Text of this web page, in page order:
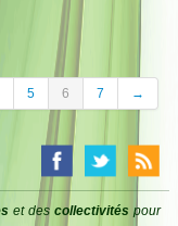
5 6 7 →
et descollectivités pour